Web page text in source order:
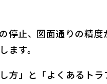
停止、図面通りの精
す。
」と「よくあるトラ